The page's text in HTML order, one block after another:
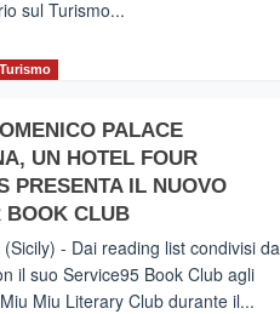
sul Turismo...
Turismo
PALACE
UN HOTEL FOUR
PRESENTA IL NUOVO
BOOK CLUB
(Sicily) - Dai reading list condivisi da
il suo Service95 Book Club agli
Miu Literary Club durante il...